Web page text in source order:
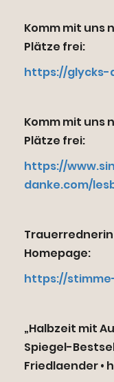
Komm mit uns
Plätze frei:
https://glycks-
Komm mit uns
Plätze frei:
https://
danke.com/
Trauerrednerin
Homepage:
https://
„Halbzeit mit
Spiegel-
Friedlaender •